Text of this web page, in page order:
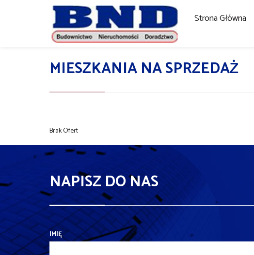
Strona Główna
MIESZKANIA NA SPRZEDAŻ
Brak Ofert
NAPISZ DO NAS
IMIĘ